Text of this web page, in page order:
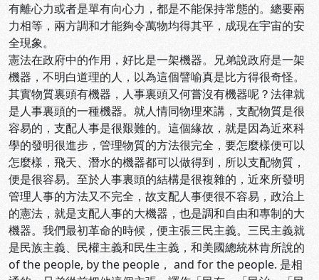
有離心力或者是單有向心力，都是不能保持常態的。總要兩
力相等，兩方調和才能夠令萬物均得其平，成現在宇宙的安
全現象。
憲法在政府中的作用，好比是一架機器。兄弟說政府是一架
機器，不明白道理的人，以為這個譬喻真是比方得很奇怪。
其實物質裏頭有機器，人事裏頭又何嘗沒有機器呢？法律就
是人事裏頭的一種機器。就人情同物理來講，支配物質是很
容易的，支配人事是很艱難的。這個緣故，就是因為近來科
學的發明很進步，管理物質的方法很完全，要怎麼樣便可以
怎麼樣，飛天、潛水的機器都可以做得到，所以支配物質，
便是很容易。至於人事裏頭的結構是很複雜的，近來所發明
管理人事的方法又不完全，故支配人事便很不容易，政治上
的憲法，就是支配人事的大機器，也是調和自由和專制的大
機器。我們最初革命的時候，便主張三民主義。三民主義就
是民族主義、民權主義和民生主義，和美國總統林肯所說的
of the people, by the people， and for the people. 是相